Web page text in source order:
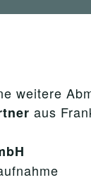
weitere
aus